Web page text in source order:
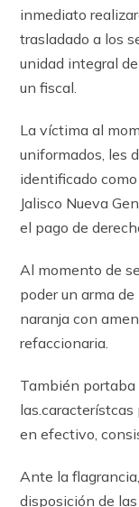
inmediato
trasladado a los
unidad integral
un fiscal.
La víctima al
uniformados, les
identificado
Jalisco Nueva
el pago de
Al momento de
poder un arma
naranja con
refaccionaria.
También portaba
en efectivo,
Ante la
disposición de